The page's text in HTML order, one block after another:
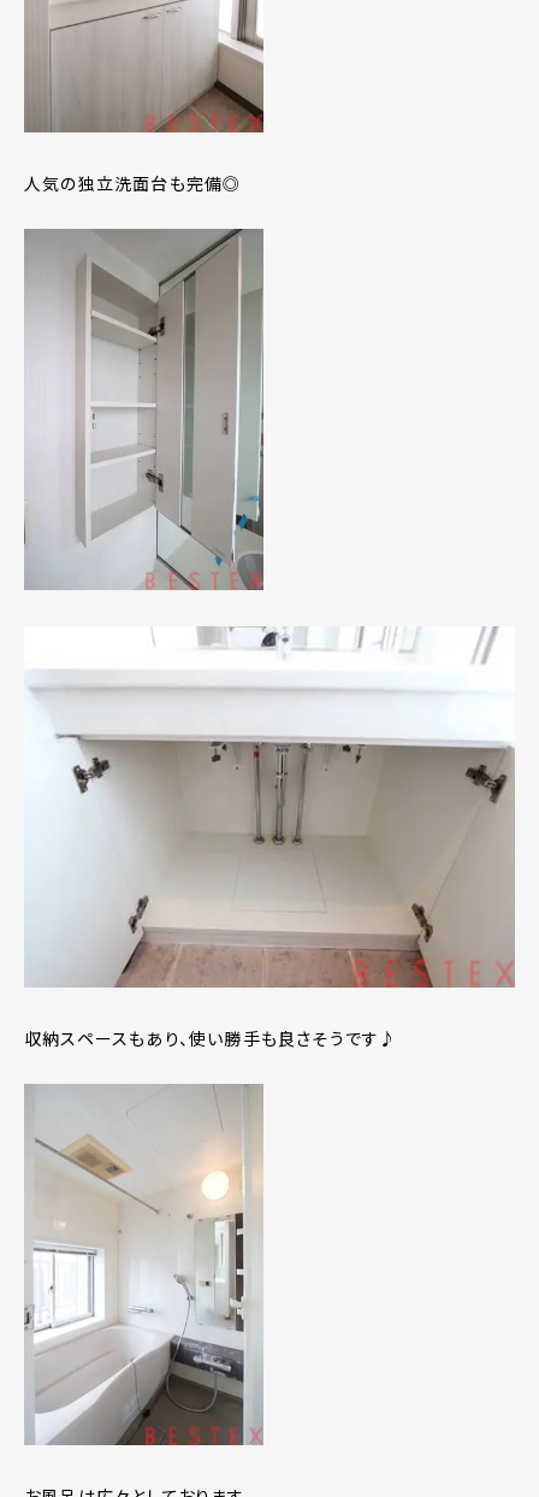
人気の独立洗面台も完備◎
収納スペースもあり、使い勝手も良さそうです♪